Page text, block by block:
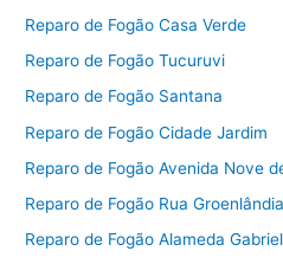
Reparo de Fogão Casa Verde
Reparo de Fogão Tucuruvi
Reparo de Fogão Santana
Reparo de Fogão Cidade Jardim
Reparo de Fogão Avenida Nove
Reparo de Fogão Rua Groenlândia
Reparo de Fogão Alameda